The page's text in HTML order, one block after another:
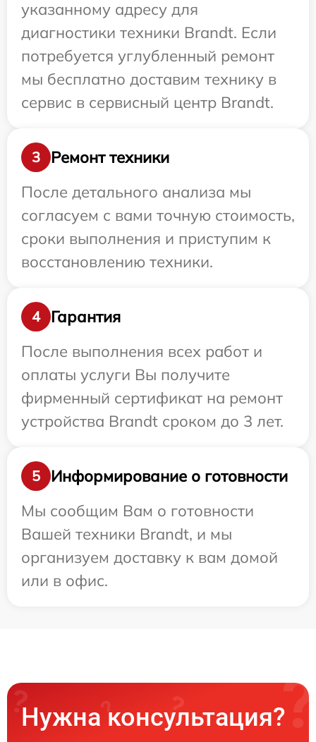
указанному адресу для
диагностики техники Brandt. Если
потребуется углубленный ремонт
мы бесплатно доставим технику в
сервис в сервисный центр Brandt.
3
Ремонт техники
После детального анализа мы
согласуем с вами точную стоимость,
сроки выполнения и приступим к
восстановлению техники.
4
Гарантия
После выполнения всех работ и
оплаты услуги Вы получите
фирменный сертификат на ремонт
устройства Brandt сроком до 3 лет.
5
Информирование о готовности
Мы сообщим Вам о готовности
Вашей техники Brandt, и мы
организуем доставку к вам домой
или в офис.
Нужна консультация?